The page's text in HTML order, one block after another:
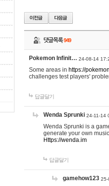
댓글목록949
Pokemon Infinit… 24-08-14
Some areas in https://
challenges test players'
답글달기
Wenda Sprunki 24-11-14
Wenda Sprunki is a
generate your own
Https://wenda.im
답글달기
gamehow123 25-